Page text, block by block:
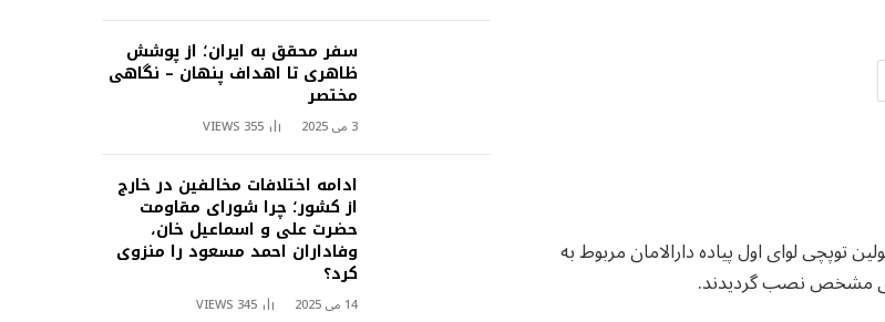
مسئولین توپچی لوای اول پیاده دارالامان مربوط به
سفر محقق به ایران؛ از پوشش
ظاهری تا اهداف پنهان – نگاهی
مختصر
3 می 2025 355
VIEWS
ادامه اختلافات مخالفین در خارج
از کشور؛ چرا شورای مقاومت
حضرت علی و اسماعیل خان،
وفاداران احمد مسعود را منزوی
کرد؟
14 می 2025 345
VIEWS